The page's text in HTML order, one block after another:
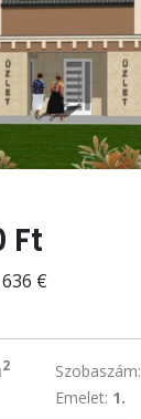
Ft
€
2 Szobaszám:
Emelet: 1.